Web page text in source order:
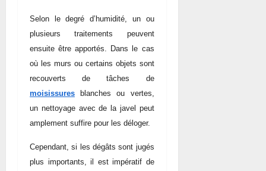
Selon le degré d’humidité, un ou
plusieurs traitements peuvent
ensuite être apportés. Dans le cas
où les murs ou certains objets sont
recouverts de tâches de
moisissures blanches ou vertes,
un nettoyage avec de la javel peut
amplement suffire pour les déloger.
Cependant, si les dégâts sont jugés
plus importants, il est impératif de